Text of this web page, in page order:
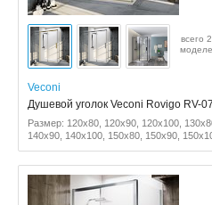
всего
Veconi
Душевой уголок Veconi Rovigo RV-
Размер: 120x80, 120x90, 120x100,
140x90, 140x100, 150x80, 150x90,